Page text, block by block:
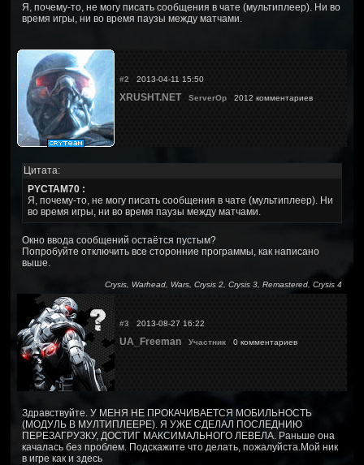
Я, почему-то, не могу писать сообщения в чате (мультиплеер). Ни во
время игры, ни во время паузы между матчами.
#2 2013-04-11 15:50
XRUSHT.NET ServerOp 2012 комментариев
Цитата:
PYCTAM70 :
Я, почему-то, не могу писать сообщения в чате (мультиплеер). Ни
во время игры, ни во время паузы между матчами.
Окно ввода сообщений остаётся пустым?
Попробуйте отключить все сторонние программы, как написано
выше.
Crysis, Warhead, Wars, Crysis 2, Crysis 3, Remastered, Crysis 4
#3 2013-08-27 16:22
UA_Freeman Участник 0 комментариев
Здравствуйте. У МЕНЯ НЕ ПРОКАЧИВАЕТСЯ МОБИЛЬНОСТЬ
(МОДУЛЬ В МУЛТИПЛЕЕРЕ). Я УЖЕ СДЕЛАЛ ПОСЛЕДНИЮ
ПЕРЕЗАГРУЗКУ, ДОСТИГ МАКСИМАЛЬНОГО ЛЕВЕЛА. Раньше она
качалась без проблем. Подскажите что делать, пожалуйста.Мой ник
в игре как и здесь